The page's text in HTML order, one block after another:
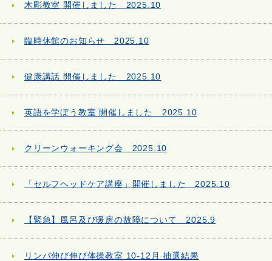
木彫教室 開催しました 2025.10
臨時休館のお知らせ 2025.10
健康講話 開催しました 2025.10
英語を学ぼう教室 開催しました 2025.10
クリーンウォーキング会 2025.10
「セルフヘッドケア講座」開催しました 2025.10
【緊急】風呂及び暖房の故障について 2025.9
リンパ伸び伸び体操教室 10-12月 抽選結果